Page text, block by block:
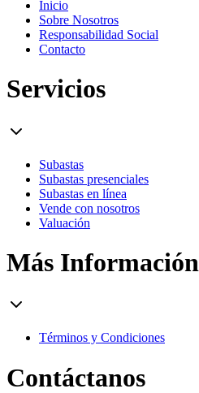
Inicio
Sobre Nosotros
Responsabilidad Social
Contacto
Servicios
Subastas
Subastas presenciales
Subastas en línea
Vende con nosotros
Valuación
Más Información
Términos y Condiciones
Contáctanos